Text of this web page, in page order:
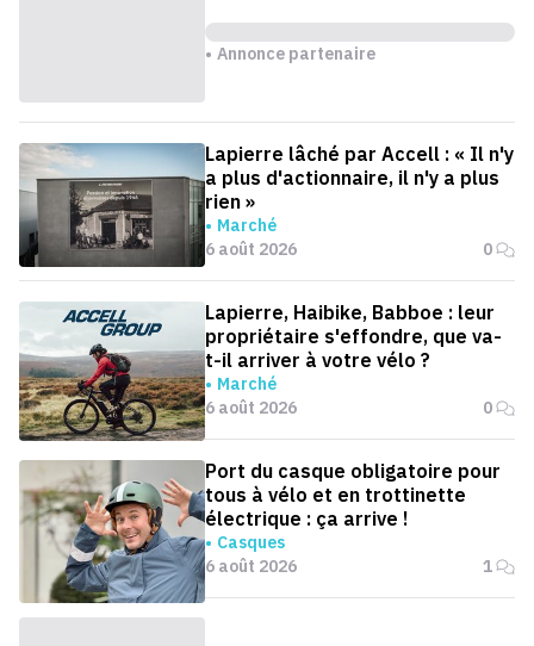
Annonce partenaire
Lapierre lâché par Accell : « Il n'y
a plus d'actionnaire, il n'y a plus
rien »
Marché
6 août 2026
0
Lapierre, Haibike, Babboe : leur
propriétaire s'effondre, que va-
t-il arriver à votre vélo ?
Marché
6 août 2026
0
Port du casque obligatoire pour
tous à vélo et en trottinette
électrique : ça arrive !
Casques
6 août 2026
1